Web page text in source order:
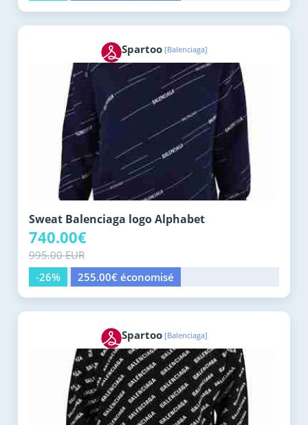
Spartoo [Balenciaga]
Sweat Balenciaga logo Alphabet
740.00€
995.00 EUR
-26%
255.00€ économisé
Spartoo [Balenciaga]